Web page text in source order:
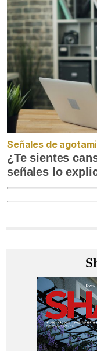
Señales de
¿Te sientes
señales lo